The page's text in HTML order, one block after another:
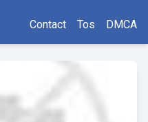
Contact Tos DMCA